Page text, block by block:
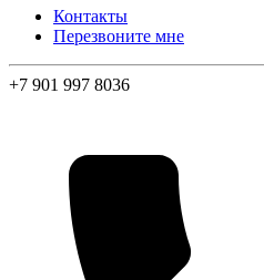
Контакты
Перезвоните мне
+7 901 997 8036